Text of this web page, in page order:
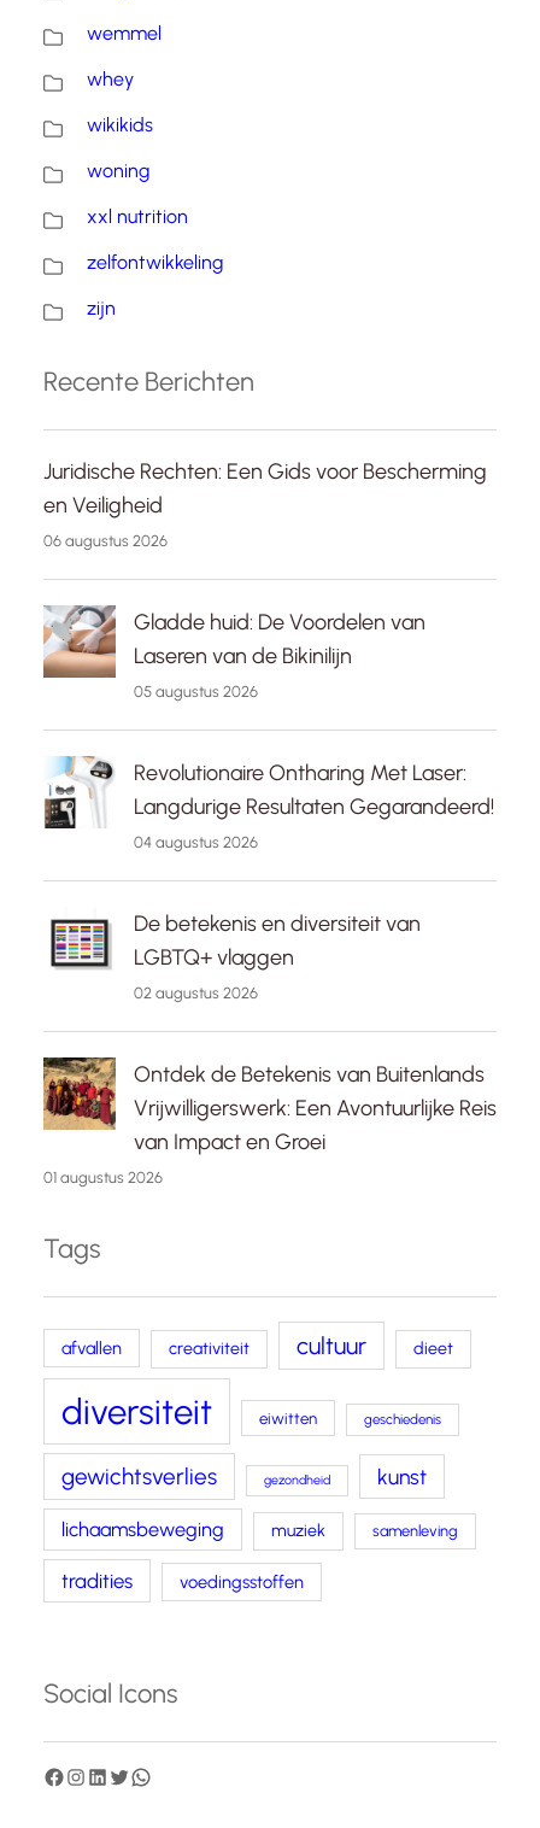
wemmel
whey
wikikids
woning
xxl nutrition
zelfontwikkeling
zijn
Recente Berichten
Juridische Rechten: Een Gids voor Bescherming
en Veiligheid
06 augustus 2026
Gladde huid: De Voordelen van
Laseren van de Bikinilijn
05 augustus 2026
Revolutionaire Ontharing Met Laser:
Langdurige Resultaten Gegarandeerd!
04 augustus 2026
De betekenis en diversiteit van
LGBTQ+ vlaggen
02 augustus 2026
Ontdek de Betekenis van Buitenlands
Vrijwilligerswerk: Een Avontuurlijke Reis
van Impact en Groei
01 augustus 2026
Tags
afvallen creativiteit cultuur dieet
diversiteit eiwitten geschiedenis
gewichtsverlies gezondheid kunst
lichaamsbeweging muziek samenleving
tradities voedingsstoffen
Social Icons
F I
L T W